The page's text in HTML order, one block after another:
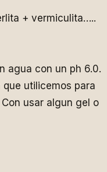
+ vermiculita…..
agua con un ph 6.0.
utilicemos para
usar algun gel o